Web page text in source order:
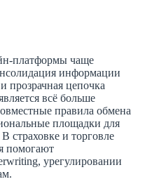
платформы чаще
информации
прозрачная цепочка
всё больше
правила обмена
площадки для
страховке и торговле
помогают
урегулировании